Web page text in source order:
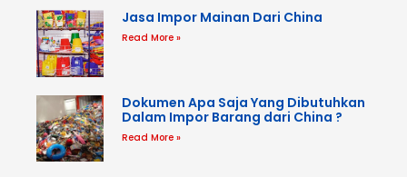
Jasa Impor Mainan Dari China
Read More »
Dokumen Apa Saja Yang Dibutuhkan
Dalam Impor Barang dari China ?
Read More »